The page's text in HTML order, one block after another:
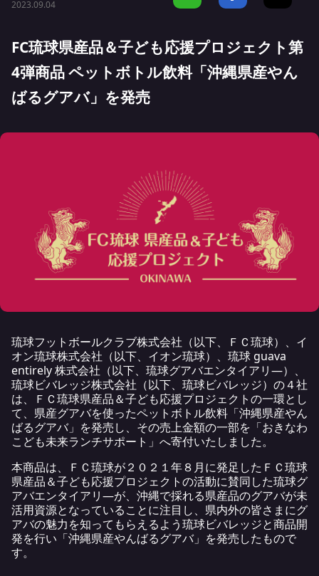
2023.09.04
FC琉球県産品＆子ども応援プロジェクト第
4弾商品 ペットボトル飲料「沖縄県産やん
ばるグアバ」を発売
琉球フットボールクラブ株式会社（以下、ＦＣ琉球）、イ
オン琉球株式会社（以下、イオン琉球）、琉球 guava
entirely 株式会社（以下、琉球グアバエンタイアリ―）、
琉球ビバレッジ株式会社（以下、琉球ビバレッジ）の４社
は、ＦＣ琉球県産品＆子ども応援プロジェクトの一環とし
て、県産グアバを使ったペットボトル飲料「沖縄県産やん
ばるグアバ」を発売し、その売上金額の一部を「おきなわ
こども未来ランチサポート」へ寄付いたしました。
本商品は、ＦＣ琉球が２０２１年８月に発足したＦＣ琉球
県産品＆子ども応援プロジェクトの活動に賛同した琉球グ
アバエンタイアリ―が、沖縄で採れる県産品のグアバが未
活用資源となっていることに注目し、県内外の皆さまにグ
アバの魅力を知ってもらえるよう琉球ビバレッジと商品開
発を行い「沖縄県産やんばるグアバ」を発売したもので
す。